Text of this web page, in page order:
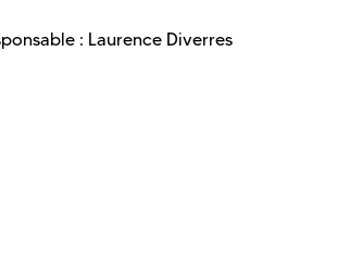
: Laurence Diverres